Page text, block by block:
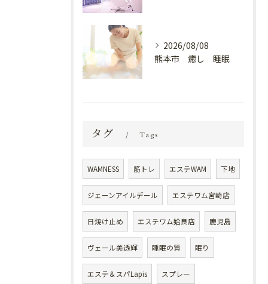
2026/08/08
熊本市 癒し 睡眠
タグ Tags
WAMNESS 筋トレ エステWAM 下地
ジェーンアイルデール エステワム宮崎店
日焼け止め エステワム姶良店 鹿児島
ヴェール美透輝 睡眠の質 眠り
エステ＆スパLapis スプレー